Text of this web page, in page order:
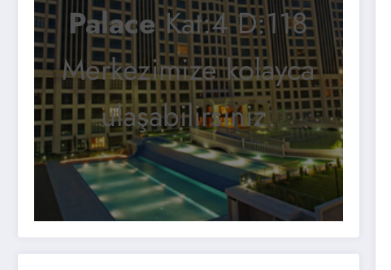
PalaceKat:4 D:118
Merkezimize kolayca
ulaşabilirsiniz.